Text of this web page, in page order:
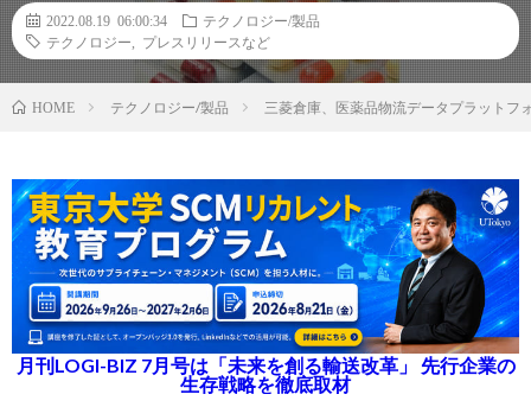
2022.08.19 06:00:34
テクノロジー/製品
テクノロジー
プレスリリースなど
HOME テクノロジー/製品 三菱倉庫、医薬品物流データプラットフ
月刊LOGI-BIZ 7月号は「未来を創る輸送改革」 先行企業の
生存戦略を徹底取材